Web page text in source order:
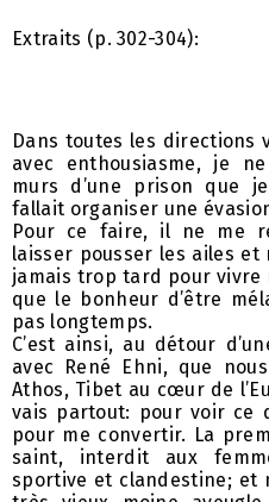
Extraits (p. 302-304):
Dans toutes les directions
avec enthousiasme, je
murs d’une prison que
fallait organiser une
Pour ce faire, il ne me
laisser pousser les ailes et
jamais trop tard pour vivre
que le bonheur d’être
pas longtemps.
C’est ainsi, au détour
avec René Ehni, que
Athos, Tibet au cœur de
vais partout: pour voir ce
pour me convertir. La
saint, interdit aux
sportive et clandestine; et